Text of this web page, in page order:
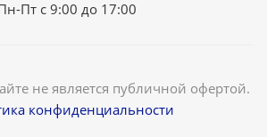
Пт с 9:00 до 17:00
не является публичной офертой.
конфиденциальности